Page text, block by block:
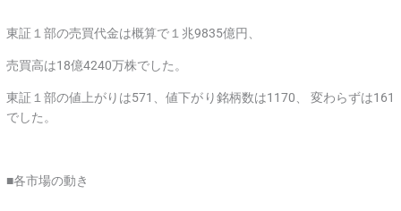
東証１部の売買代金は概算で１兆9835億円、
売買高は18億4240万株でした。
東証１部の値上がりは571、値下がり銘柄数は1170、 変わらずは161
でした。
■各市場の動き